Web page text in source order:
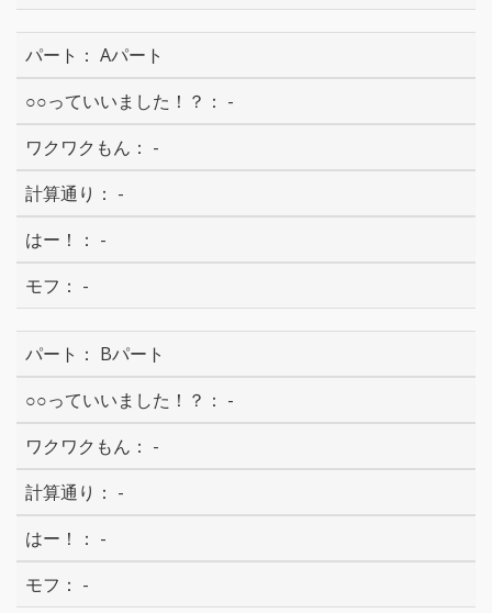
Aパート
-
-
-
-
-
Bパート
-
-
-
-
-